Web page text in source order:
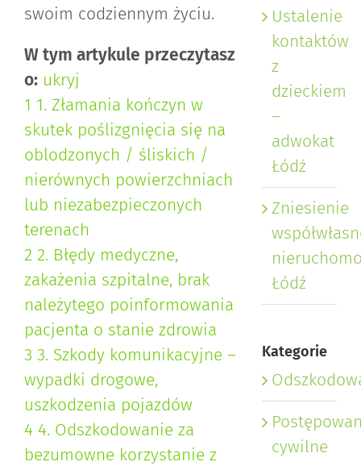
swoim codziennym życiu.
W tym artykule przeczytasz
o: ukryj
1 1. Złamania kończyn w
skutek poślizgnięcia się na
oblodzonych / śliskich /
nierównych powierzchniach
lub niezabezpieczonych
terenach
2 2. Błędy medyczne,
zakażenia szpitalne, brak
należytego poinformowania
pacjenta o stanie zdrowia
3 3. Szkody komunikacyjne –
wypadki drogowe,
uszkodzenia pojazdów
4 4. Odszkodowanie za
bezumowne korzystanie z
Ustalenie
kontaktów
z
dzieckiem
–
adwokat
Łódź
Zniesienie
Łódź
Kategorie
cywilne